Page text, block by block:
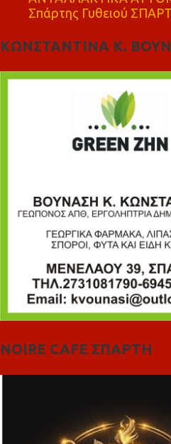
Σπάρτης Γυθειού
ΚΩΝΣΤΑΝΤΙΝΑ Κ.
NOIRE CAFE ΣΠΑΡΤΗ